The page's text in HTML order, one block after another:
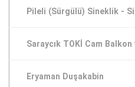
Pileli (Sürgülü) Sineklik -
Saraycık TOKİ Cam
Eryaman Duşakabin